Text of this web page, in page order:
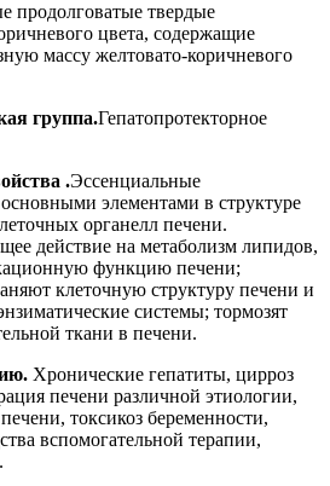
продолговатые твердые
цвета, содержащие
массу желтовато-коричневого
группа.Гепатопротекторное
.Эссенциальные
элементами в структуре
органелл печени.
действие на метаболизм липидов,
функцию печени;
клеточную структуру печени и
системы; тормозят
ткани в печени.
Хронические гепатиты, цирроз
печени различной этиологии,
токсикоз беременности,
вспомогательной терапии,